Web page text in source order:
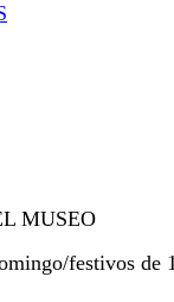
MUSEO
festivos de